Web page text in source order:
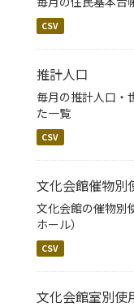
CSV
推計人口
毎月の推計人口・
た一覧
CSV
文化会館催物別
文化会館の催物別
ホール）
CSV
文化会館室別使